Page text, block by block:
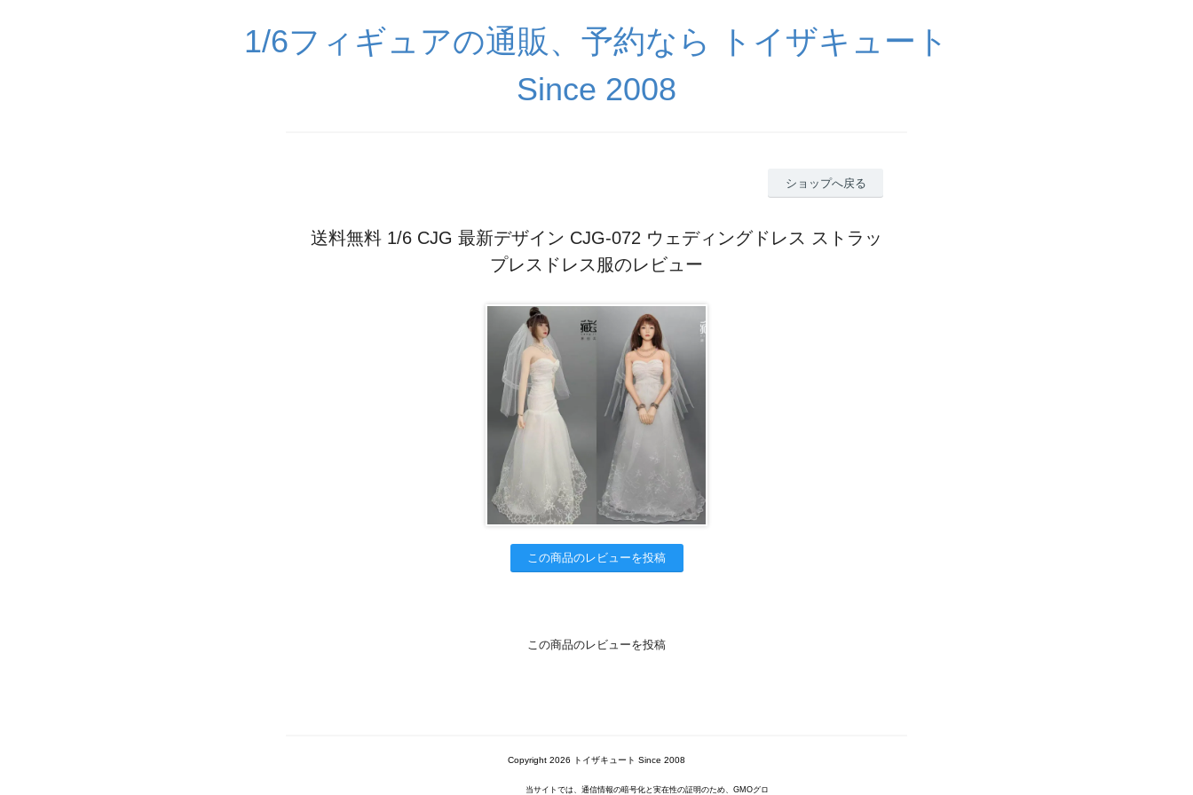
1/6フィギュアの通販、予約なら トイザキュート
Since 2008
ショップへ戻る
送料無料 1/6 CJG 最新デザイン CJG-072 ウェディングドレス ストラッ
プレスドレス服のレビュー
この商品のレビューを投稿
この商品のレビューを投稿
Copyright 2026 トイザキュート Since 2008
当サイトでは、通信情報の暗号化と実在性の証明のため、GMOグロ